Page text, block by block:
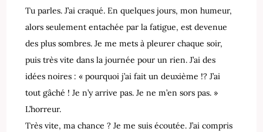
Tu parles. J’ai craqué. En quelques jours, mon humeur,
alors seulement entachée par la fatigue, est devenue
des plus sombres. Je me mets à pleurer chaque soir,
puis très vite dans la journée pour un rien. J’ai des
idées noires : « pourquoi j’ai fait un deuxième !? J’ai
tout gâché ! Je n’y arrive pas. Je ne m’en sors pas. »
L’horreur.
Très vite, ma chance ? Je me suis écoutée. J’ai compris